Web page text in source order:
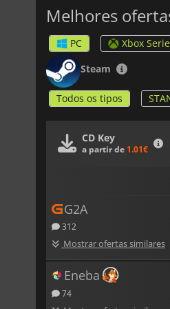
Melhores
PC
Xbox
Steam
Todos os tipos
CD Key
a partir de 1.01€
G2A
312
Mostrar ofertas similares
Eneba
74